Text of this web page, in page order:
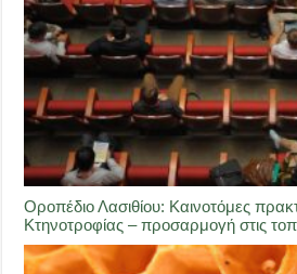
Οροπέδιο Λασιθίου: Καινοτόμες
Κτηνοτροφίας – προσαρμογή στις